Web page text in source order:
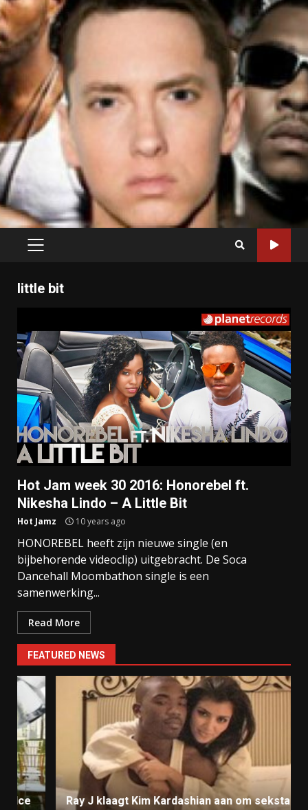
PRIMARY
little bit
Hot Jam week 30 2016: Honorebel ft.
Nikesha Lindo – A Little Bit
Hot Jamz 10 years ago
HONOREBEL heeft zijn nieuwe single (en
bijbehorende videoclip) uitgebracht. De Soca
Dancehall Moombathon single is een
samenwerking...
Read More
FEATURED NEWS
Ray J klaagt Kim Kardashian aan om sekstape